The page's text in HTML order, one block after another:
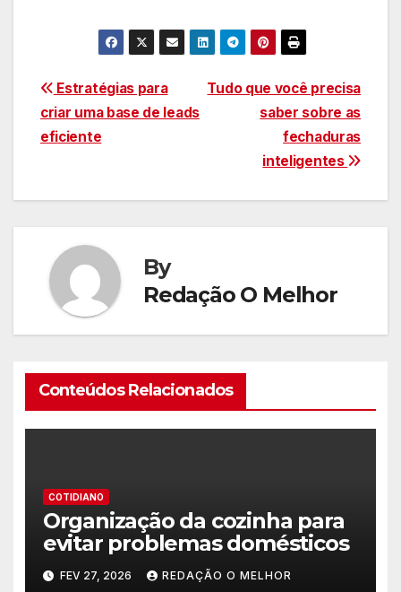
Navegação
de
Tudo que você precisa
saber sobre as
fechaduras
inteligentes
Estratégias para
criar uma base de leads
eficiente
By
Redação O Melhor
Conteúdos Relacionados
COTIDIANO
Organização da cozinha para
evitar problemas domésticos
FEV 27, 2026 REDAÇÃO O MELHOR